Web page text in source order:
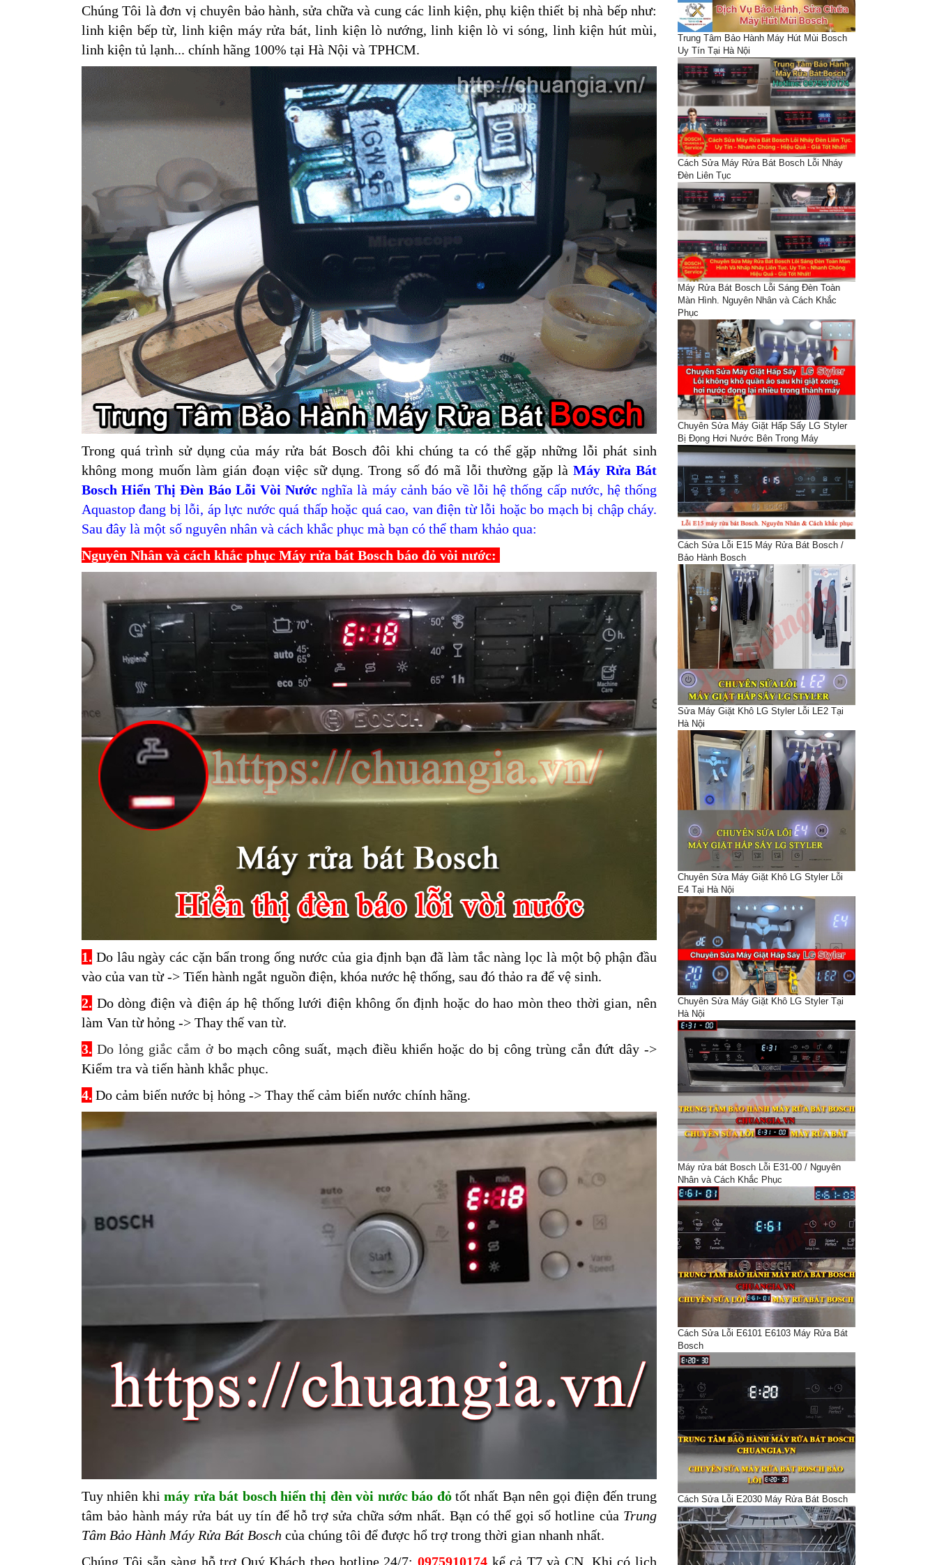
Chúng Tôi là đơn vị chuyên bảo hành, sửa chữa và cung các linh kiện, phụ kiện thiết bị nhà bếp như:
linh kiện bếp từ, linh kiện máy rửa bát, linh kiện lò nướng, linh kiện lò vi sóng, linh kiện hút mùi,
linh kiện tủ lạnh... chính hãng 100% tại Hà Nội và TPHCM.
Trong quá trình sử dụng củamáy rửa bát Bosch đôi khi chúng ta có thể gặp những lỗi phát sinh
không mong muốn làm gián đoạn việc sữ dụng. Trong số đó mã lỗi thường gặp làMáy Rửa Bát
Bosch Hiển Thị Đèn Báo Lỗi Vòi Nước nghĩa là máy cảnh báo về lỗi hệ thống cấp nước, hệ thống
Aquastop đang bị lỗi, áp lực nước quá thấp hoặc quá cao, van điện từ lỗi hoặc bo mạch bị chập cháy.
Sau đây là một số nguyên nhân và cách khắc phục mà bạn có thể tham khảo qua:
Nguyên Nhân và cách khắc phục Máy rửa bát Bosch báo đỏ vòi nước:
1. Do lâu ngày các cặn bẩn trong ống nước của gia định bạn đã làm tắc nàng lọc là một bộ phận đầu
vào của van từ -> Tiến hành ngắt nguồn điện, khóa nước hệ thống, sau đó thảo ra để vệ sinh.
2. Do dòng điện và điện áp hệ thống lưới điện không ổn định hoặc do hao mòn theo thời gian, nên
làm Van từ hỏng -> Thay thế van từ.
3. Do lỏng giắc cắm ởbo mạch công suất, mạch điều khiển hoặc do bị công trùng cắn đứt dây ->
Kiểm tra và tiến hành khắc phục.
4. Do cảm biến nước bị hỏng -> Thay thế cảm biến nước chính hãng.
Tuy nhiên khi máy rửa bát bosch hiển thị đèn vòi nước báo đỏ tốt nhất Bạn nên gọi điện đến trung
tâm bảo hành máy rửa bát uy tín để hỗ trợ sửa chữa sớm nhất. Bạn có thể gọi số hotline của Trung
Tâm Bảo Hành Máy Rửa Bát Bosch của chúng tôi để được hổ trợ trong thời gian nhanh nhất.
Chúng Tôi sẵn sàng hỗ trợ Quý Khách theo hotline 24/7: 0975910174kể cả T7 và CN. Khi có lịch
Trung Tâm Bảo Hành Máy Hút Mùi Bosch
Uy Tín Tại Hà Nội
Cách Sửa Máy Rửa Bát Bosch Lỗi Nháy
Đèn Liên Tục
Máy Rửa Bát Bosch Lỗi Sáng Đèn Toàn
Màn Hình. Nguyên Nhân và Cách Khắc
Phục
Chuyên Sửa Máy Giặt Hấp Sấy LG Styler
Bị Đọng Hơi Nước Bên Trong Máy
Cách Sửa Lỗi E15 Máy Rửa Bát Bosch /
Bảo Hành Bosch
Sửa Máy Giặt Khô LG Styler Lỗi LE2 Tại
Hà Nội
Chuyên Sửa Máy Giặt Khô LG Styler Lỗi
E4 Tại Hà Nội
Chuyên Sửa Máy Giặt Khô LG Styler Tại
Hà Nội
Máy rửa bát Bosch Lỗi E31-00 / Nguyên
Nhân và Cách Khắc Phục
Cách Sửa Lỗi E6101 E6103 Máy Rửa Bát
Bosch
Cách Sửa Lỗi E2030 Máy Rửa Bát Bosch